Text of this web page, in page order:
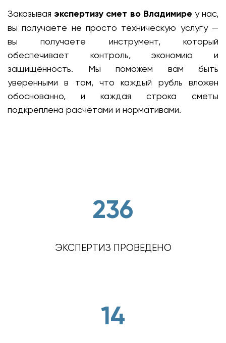
Заказывая экспертизу смет во Владимире у нас,
вы получаете не просто техническую услугу —
вы получаете инструмент, который
обеспечивает контроль, экономию и
защищённость. Мы поможем вам быть
уверенными в том, что каждый рубль вложен
обоснованно, и каждая строка сметы
подкреплена расчётами и нормативами.
236
ЭКСПЕРТИЗ ПРОВЕДЕНО
14